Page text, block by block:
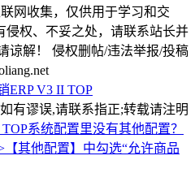
网收集，仅供用于学习和交
侵权、不妥之处，请联系站长并
谅解！ 侵权删帖/违法举报/投稿
ERP V3 II TOP
有谬误,请联系指正;转载请注明
系统配置里没有其他配置？
【其他配置】中勾选“允许商品